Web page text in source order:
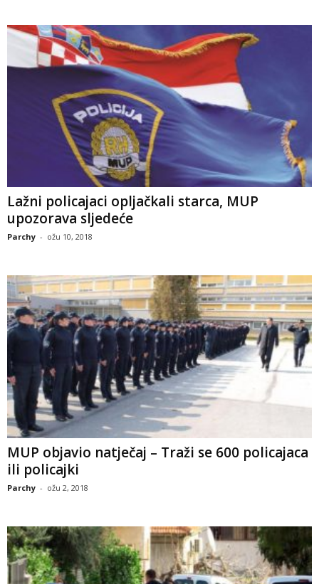
Lažni policajaci opljačkali starca, MUP
upozorava sljedeće
Parchy - ožu 10, 2018
MUP objavio natječaj – Traži se 600 policajaca
ili policajki
Parchy - ožu 2, 2018